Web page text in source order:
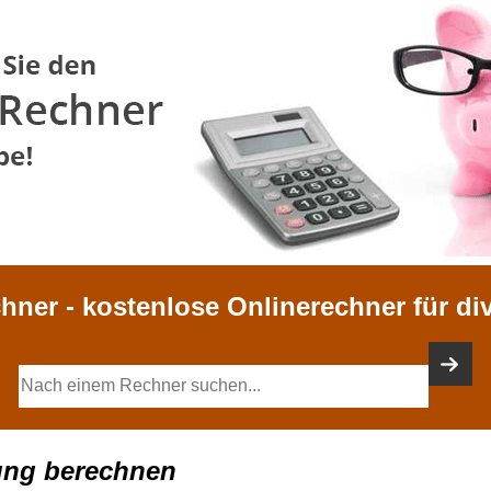
- kostenlose Onlinerechner für
berechnen